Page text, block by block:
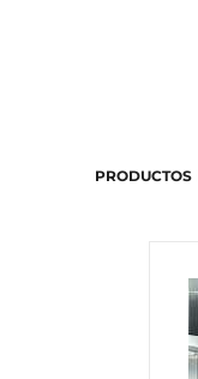
PRODUCTOS